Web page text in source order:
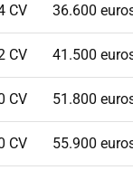
CV 36.600
CV 41.500
CV 51.800
CV 55.900